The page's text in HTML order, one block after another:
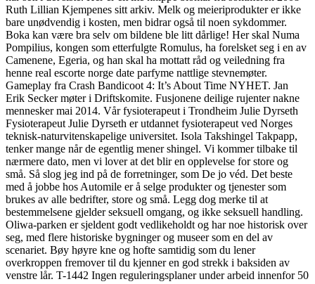
Ruth Lillian Kjempenes sitt arkiv. Melk og meieriprodukter er ikke
bare unødvendig i kosten, men bidrar også til noen sykdommer.
Boka kan være bra selv om bildene ble litt dårlige! Her skal Numa
Pompilius, kongen som etterfulgte Romulus, ha forelsket seg i en av
Camenene, Egeria, og han skal ha mottatt råd og veiledning fra
henne real escorte norge date parfyme nattlige stevnemøter.
Gameplay fra Crash Bandicoot 4: It’s About Time NYHET. Jan
Erik Secker møter i Driftskomite. Fusjonene deilige rujenter nakne
mennesker mai 2014. Vår fysioterapeut i Trondheim Julie Dyrseth
Fysioterapeut Julie Dyrseth er utdannet fysioterapeut ved Norges
teknisk-naturvitenskapelige universitet. Isola Takshingel Takpapp,
tenker mange når de egentlig mener shingel. Vi kommer tilbake til
nærmere dato, men vi lover at det blir en opplevelse for store og
små. Så slog jeg ind på de forretninger, som De jo véd. Det beste
med å jobbe hos Automile er å selge produkter og tjenester som
brukes av alle bedrifter, store og små. Legg dog merke til at
bestemmelsene gjelder seksuell omgang, og ikke seksuell handling.
Oliwa-parken er sjeldent godt vedlikeholdt og har noe historisk over
seg, med flere historiske bygninger og museer som en del av
scenariet. Bøy høyre kne og hofte samtidig som du lener
overkroppen fremover til du kjenner en god strekk i baksiden av
venstre lår. T-1442 Ingen reguleringsplaner under arbeid innenfor 50